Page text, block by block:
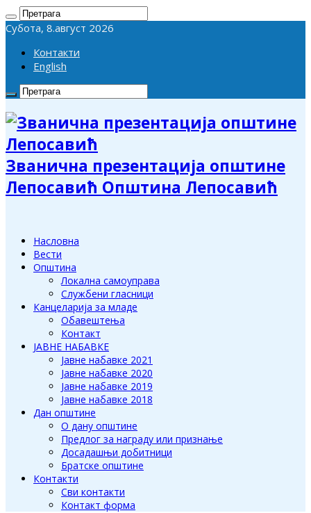
Субота, 8.август 2026
Контакти
English
Званична презентација општине
Лепосавић Општина Лепосавић
Насловна
Вести
Општина
Локална самоуправа
Службени гласници
Канцеларија за младе
Обавештења
Контакт
ЈАВНЕ НАБАВКЕ
Јавне набавке 2021
Јавне набавке 2020
Јавне набавке 2019
Јавне набавке 2018
Дан општине
О дану општине
Предлог за награду или признање
Досадашњи добитници
Братске општине
Контакти
Сви контакти
Контакт форма